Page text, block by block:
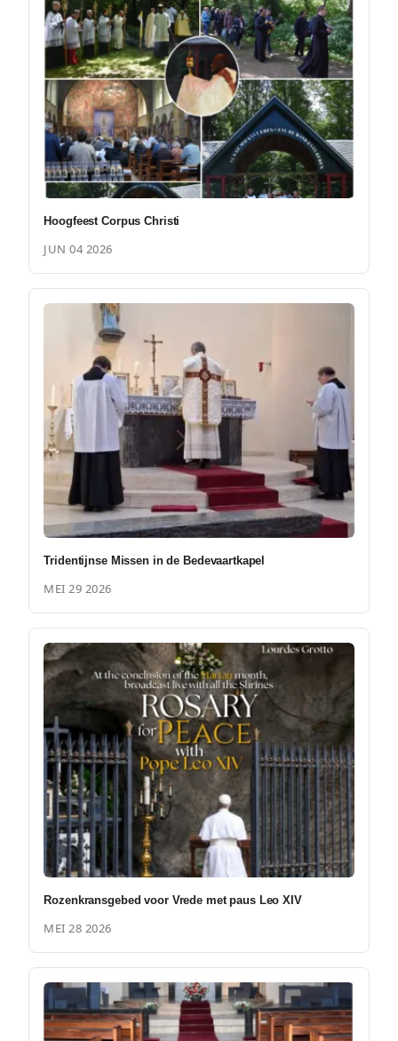
Hoogfeest Corpus Christi
JUN 04 2026
Tridentijnse Missen in de Bedevaartkapel
MEI 29 2026
Rozenkransgebed voor Vrede met paus Leo XIV
MEI 28 2026